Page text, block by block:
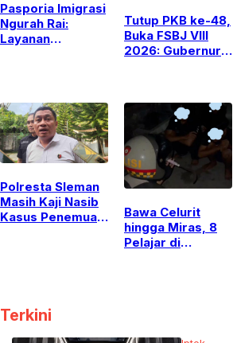
Pasporia Imigrasi
Ngurah Rai:
Layanan
Tutup PKB ke-48,
Buka FSBJ VIII
2026: Gubernur
Polresta Sleman
Masih Kaji Nasib
Kasus Penemuan
Bawa Celurit
hingga Miras, 8
Pelajar di
Terkini